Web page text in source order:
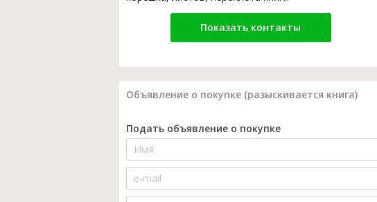
Показать контакты
Объявление о покупке (разыскивается книга)
Подать объявление о покупке